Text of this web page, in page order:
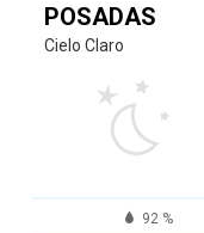
POSADAS
Cielo Claro
92 %